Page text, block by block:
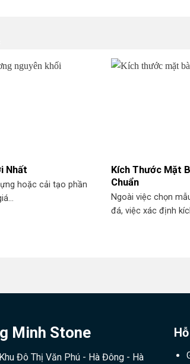
Nhất
hoặc cải tạo phần
Kích Thước Mặt
Chuẩn
Ngoài việc chọn
đá, việc xác định
Minh Stone
Đô Thị Văn Phú - Hà Đông - Hà